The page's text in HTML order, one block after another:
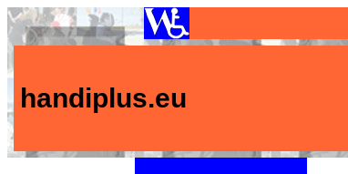
handiplus.eu